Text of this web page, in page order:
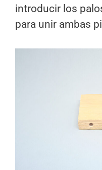
introducir los
para unir ambas